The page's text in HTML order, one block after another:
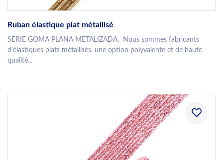
Ruban élastique plat métallisé
SERIE GOMA PLANA METALIZADA. Nous sommes fabricants
d'élastiques plats métallisés, une option polyvalente et de haute
qualité...